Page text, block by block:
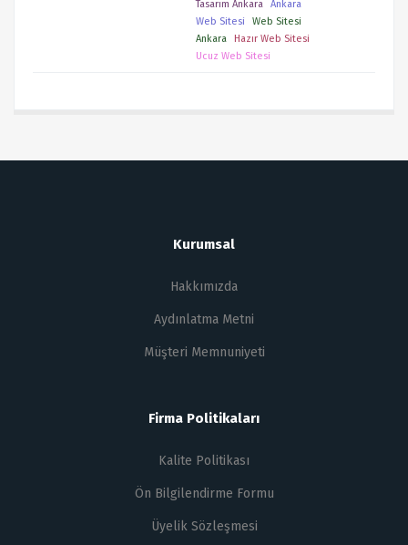
Tasarım Ankara
Ankara
Web Sitesi
Web Sitesi
Ankara
Hazır Web Sitesi
Ucuz Web Sitesi
Kurumsal
Hakkımızda
Aydınlatma Metni
Müşteri Memnuniyeti
Firma Politikaları
Kalite Politikası
Ön Bilgilendirme Formu
Üyelik Sözleşmesi